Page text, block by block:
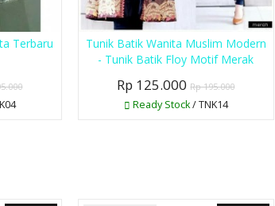
Terbaru
Tunik Batik Wanita Muslim Modern
- Tunik Batik Floy Motif Merak
Rp 125.000 Rp 195.000
Ready Stock/ TNK14